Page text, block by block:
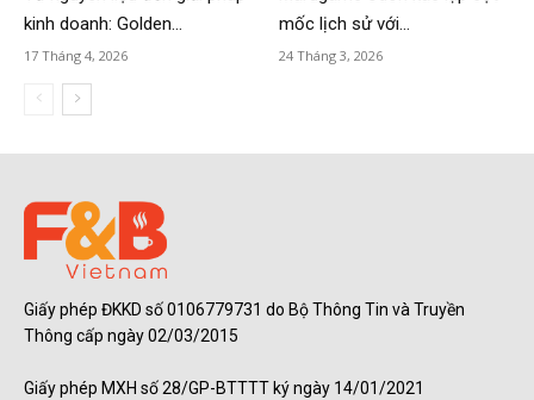
kinh doanh: Golden...
17 Tháng 4, 2026
mốc lịch sử với...
24 Tháng 3, 2026
Giấy phép ĐKKD số 0106779731 do Bộ Thông Tin và Truyền
Thông cấp ngày 02/03/2015
Giấy phép MXH số 28/GP-BTTTT ký ngày 14/01/2021